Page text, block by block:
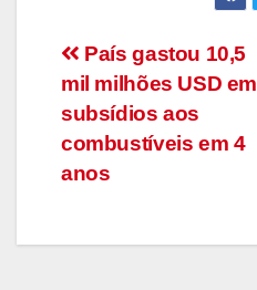
Navegação
de
artigos
País gastou 10,5
mil milhões USD em
subsídios aos
combustíveis em 4
anos